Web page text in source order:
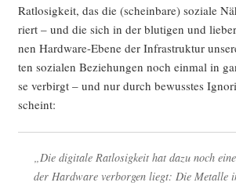
Rat­lo­sig­keit, das die (schein­ba­re) sozia­le
riert – und die sich in der blu­ti­gen und
nen Hard­ware-Ebe­ne der Infra­struk­tur
ten sozia­len Bezie­hun­gen noch ein­mal in
se ver­birgt – und nur durch bewuss­tes
scheint:
„Die digi­ta­le Rat­lo­sig­keit hat dazu noch
der Hard­ware ver­bor­gen liegt: Die Metal­le